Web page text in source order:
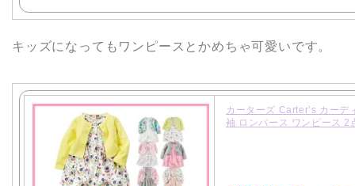
キッズになってもワンピースとかめちゃ可愛いです。
カーターズ Carter’s カーデ
袖 ロンパース ワンピース